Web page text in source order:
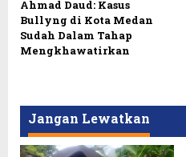
Ahmad Daud: Kasus
Bullyng di Kota Medan
Sudah Dalam Tahap
Mengkhawatirkan
Jangan Lewatkan